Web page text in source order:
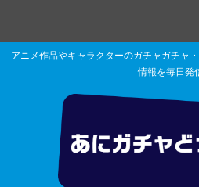
アニメ作品やキャラクターのガチャガチャ
情報を毎日発